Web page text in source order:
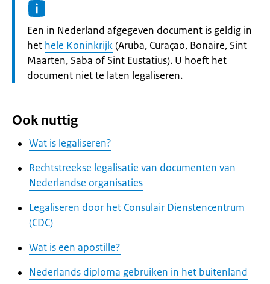
Informatie:
Een in Nederland afgegeven document is geldig in
het hele Koninkrijk(Aruba, Curaçao, Bonaire, Sint
Maarten, Saba of Sint Eustatius). U hoeft het
document niet te laten legaliseren.
Ook nuttig
Wat is legaliseren?
Rechtstreekse legalisatie van documenten van
Nederlandse organisaties
Legaliseren door het Consulair Dienstencentrum
(CDC)
Wat is een apostille?
Nederlands diploma gebruiken in het buitenland